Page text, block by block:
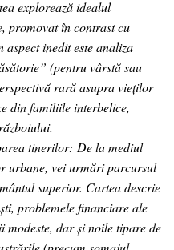
explorează idealul
promovat în contrast cu
inedit este analiza
(pentru vârstă sau
rară asupra vieților
din familiile interbelice,
tinerilor: De la mediul
urbane, vei urmări parcursul
superior. Cartea descrie
problemele financiare ale
dar și noile tipare de